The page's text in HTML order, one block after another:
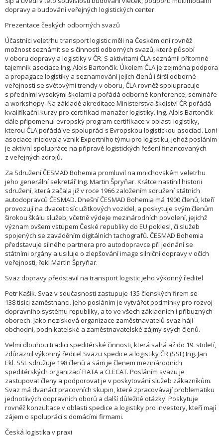
dopravy a budování veřejných logistických center.
Prezentace českých odborných svazů
Účastníci veletrhu transport logistic měli na Českém dni rovněž
možnost seznámit se s činností odborných svazů, které působí
v oboru dopravy a logistiky v ČR. S aktivitami ČLA seznámil přítomné
tajemník asociace Ing. Alois Bartončík. Úkolem ČLA je zejména podpora
a propagace logistiky a seznamování jejích členů i širší odborné
veřejnosti se světovými trendy v oboru, ČLA rovněž spolupracuje
s předními vysokými školami a pořádá odborné konference, semináře
a workshopy. Na základě akreditace Ministerstva školství ČR pořádá
kvalifikační kurzy pro certifikaci manažer logistiky. Ing. Alois Bartončík
dále připomenul evropský program certifikace v oblasti logistiky,
kterou ČLA pořádá ve spolupráci s Evropskou logistickou asociací. Loni
asociace iniciovala vznik Expertního týmu pro logistiku, jehož posláním
je aktivní spolupráce na přípravě logistických řešení financovaných
z veřejných zdrojů.
Za Sdružení ČESMAD Bohemia promluvil na mnichovském veletrhu
jeho generální sekretář Ing. Martin Špryňar. Krátce nastínil historii
sdružení, která začala již v roce 1966 založením sdružení státních
autodopravců ČESMAD. Dnešní ČESMAD Bohemia má 1900 členů, kteří
provozují na dvacet tisíc užitkových vozidel, a poskytuje svým členům
širokou škálu služeb, včetně výdeje mezinárodních povolení, jejichž
význam ovšem vstupem České republiky do EU poklesl, či služeb
spojených se zaváděním digitálních tachografů. ČESMAD Bohemia
představuje silného partnera pro autodopravce při jednání se
státními orgány a usiluje o zlepšování image silniční dopravy v očích
veřejnosti, řekl Martin Špryňar.
Svaz dopravy představil na transport logistic jeho výkonný ředitel
Petr Kašík. Svaz v současnosti zastupuje 135 členských firem se
138 tisíci zaměstnanci. Jeho posláním je vytvářet podmínky pro rozvoj
dopravního systému republiky, a to ve všech základních i příbuzných
oborech. Jako nezisková organizace zaměstnavatelů svaz hájí
obchodní, podnikatelské a zaměstnavatelské zájmy svých členů.
Velmi dlouhou tradici speditérské činnosti, která sahá až do 19. století,
zdůraznil výkonný ředitel Svazu spedice a logistiky ČR (SSL) Ing. Jan
Ekl. SSL sdružuje 198 členů a sám je členem mezinárodních
speditérských organizací FIATA a CLECAT. Posláním svazu je
zastupovat členy a podporovat je v poskytování služeb zákazníkům.
Svaz má dvanáct pracovních skupin, které zpracovávají problematiku
jednotlivých dopravních oborů a další důležité otázky. Poskytuje
rovněž konzultace v oblasti spedice a logistiky pro investory, kteří mají
zájem o spolupráci s domácími firmami.
Česká logistika v praxi